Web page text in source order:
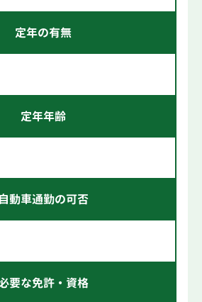
定年の有無
定年年齢
自動車通勤の可否
要な免許・資格